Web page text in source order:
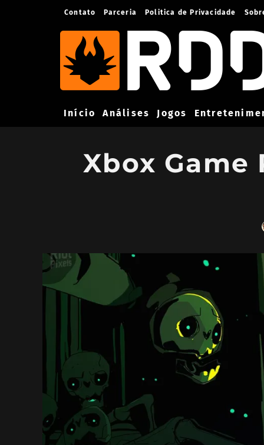
Contato Parceria Politica de Privacidade
Início Análises Jogos
Xbox Game